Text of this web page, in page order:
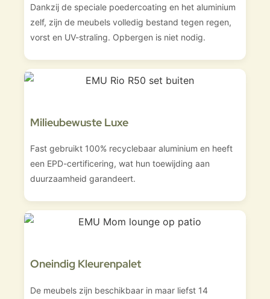
Dankzij de speciale poedercoating en het aluminium
zelf, zijn de meubels volledig bestand tegen regen,
vorst en UV-straling. Opbergen is niet nodig.
Milieubewuste Luxe
Fast gebruikt 100% recyclebaar aluminium en heeft
een EPD-certificering, wat hun toewijding aan
duurzaamheid garandeert.
Oneindig Kleurenpalet
De meubels zijn beschikbaar in maar liefst 14